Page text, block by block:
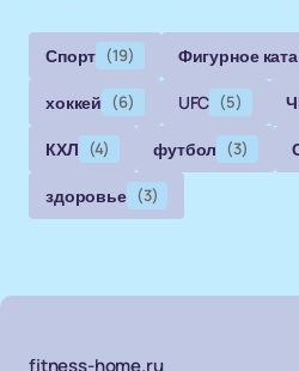
Спорт (19) Фигурное
хоккей (6) UFC (5)
КХЛ (4) футбол (3)
здоровье (3)
fitness-home.ru